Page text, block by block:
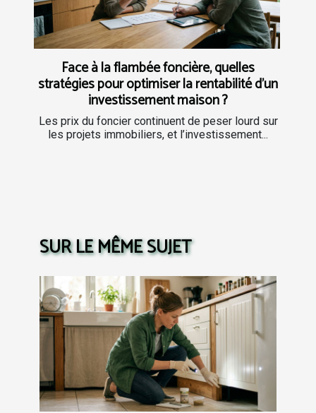
Face à la flambée foncière, quelles
stratégies pour optimiser la rentabilité d’un
investissement maison ?
Les prix du foncier continuent de peser lourd sur
les projets immobiliers, et l’investissement...
SUR LE MÊME SUJET